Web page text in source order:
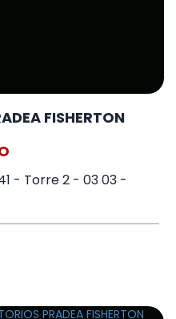
FISHERTON
- Torre 2 - 03 03 -